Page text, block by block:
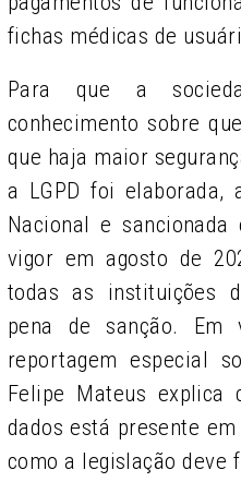
fichas médicas de
Para que a
conhecimento sobre
que haja maior
a LGPD foi elaborada,
Nacional e
vigor em agosto de
todas as instituições
pena de sanção. Em
reportagem especial
Felipe Mateus explica
dados está presente
como a legislação deve